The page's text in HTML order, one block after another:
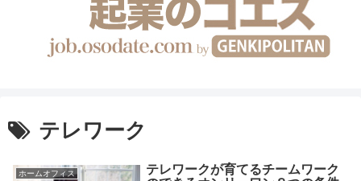
テレワーク
ホームオフィス
テレワークが育てるチームワーク